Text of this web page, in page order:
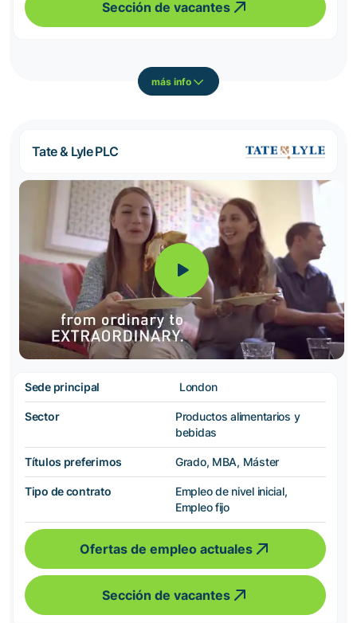
Sección de vacantes
más info
Tate & Lyle PLC
Sede principal London
Sector
Productos alimentarios y
bebidas
Títulos preferimos Grado, MBA, Máster
Tipo de contrato
Empleo de nivel inicial,
Empleo fijo
Ofertas de empleo actuales
Sección de vacantes